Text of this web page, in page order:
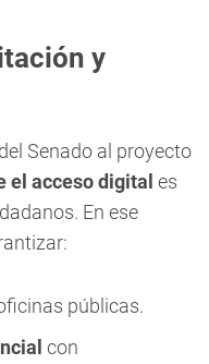
y
Senado al proyecto
el acceso digital es
En ese
públicas.
con